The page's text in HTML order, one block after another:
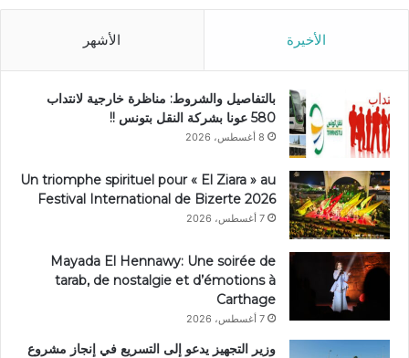
الأخيرة الأشهر
بالتفاصيل والشروط: مناظرة خارجية لانتداب
580 عونا بشركة النقل بتونس !!
8 أغسطس، 2026
Un triomphe spirituel pour « El Ziara » au
Festival International de Bizerte 2026
7 أغسطس، 2026
Mayada El Hennawy: Une soirée de
tarab, de nostalgie et d’émotions à
Carthage
7 أغسطس، 2026
وزير التجهيز يدعو إلى التسريع في إنجاز مشروع